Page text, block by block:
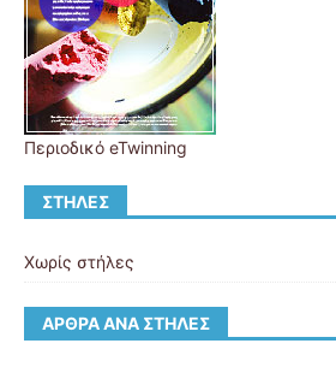
Περιοδικό eTwinning
ΣΤΉΛΕΣ
Χωρίς στήλες
ΆΡΘΡΑ ΑΝΆ ΣΤΉΛΕΣ